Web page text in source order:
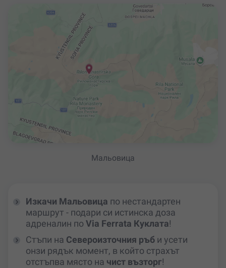
Мальовица
Изкачи Мальовица по нестандартен
маршрут - подари си истинска доза
адреналин по Via Ferrata Куклата!
Стъпи на Североизточния ръб и усети
онзи рядък момент, в който страхът
отстъпва място на чист възторг!